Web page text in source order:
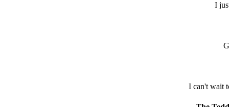
I
I can't wait